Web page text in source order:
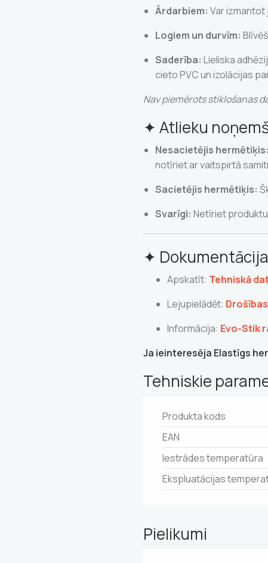
Ārdarbiem: Var izmantot
Logiem un durvīm:
Saderība: Lieliska
cieto PVC un izolācijas
Nav piemērots stiklošanas
✦ Atlieku
Nesacietējis hermētiķis:
notīriet ar vaitspirtā
Sacietējis hermētiķis:
Svarīgi: Netīriet
✦
Apskatīt: Tehniskā
Lejupielādēt:
Informācija: Evo-Stik
Ja ieinteresēja Elastīgs
Tehniskie
Produkta kods
EAN
Iestrādes temperatūra
Ekspluatācijas
Pielikumi